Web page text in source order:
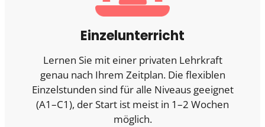
Einzelunterricht
Lernen Sie mit einer privaten Lehrkraft
genau nach Ihrem Zeitplan. Die flexiblen
Einzelstunden sind für alle Niveaus geeignet
(A1–C1), der Start ist meist in 1–2 Wochen
möglich.